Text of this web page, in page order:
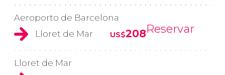
Aeroporto de Barcelona
Lloret de Mar
US$208Reservar
Lloret de Mar